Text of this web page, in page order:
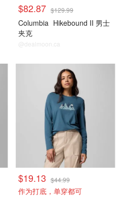
$82.87 $129.99
Columbia Hikebound II 男士
夹克
@dealmoon.ca
$19.13 $44.99
作为打底，单穿都可